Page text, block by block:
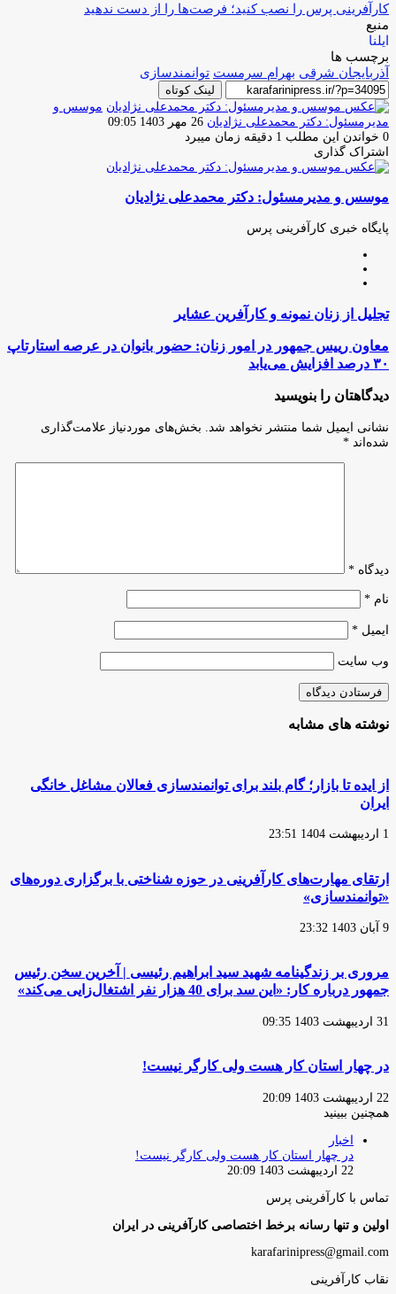
کارآفرینی پرس را نصب کنید؛ فرصت‌ها را از دست ندهید
منبع
ایلنا
برچسب ها
آذربایجان شرقی بهرام سرمست توانمندسازی
لینک کوتاه
موسس و
مدیرمسئول: دکتر محمدعلی نژادیان ارسال
ایمیل
26 مهر 1403 09:05
0 خواندن این مطلب 1 دقیقه زمان میبرد
اشتراک گذاری
فیس
توئیتر
لینکدین
واتس
تلگرام
اشتراک
از
ایمیل
چاپ
موسس و مدیرمسئول: دکتر محمدعلی نژادیان
پایگاه خبری کارآفرینی پرس
تجلیل
زنان
نمونه
و
کارآفرین
عشایر
تجلیل از زنان نمونه و کارآفرین عشایر
معاون
رییس
جمهور
امور
زنان:
حضور
بانوان
معاون رییس جمهور در امور زنان: حضور بانوان در عرصه استارتاپ
۳۰ درصد افزایش می‌یابد
دیدگاهتان را بنویسید
نشانی ایمیل شما منتشر نخواهد شد.
بخش‌های موردنیاز علامت‌گذاری
شده‌اند *
دیدگاه *
نام *
ایمیل *
وب‌ سایت
نوشته های مشابه
از ایده تا بازار؛ گام بلند برای توانمندسازی فعالان مشاغل خانگی
ایران
1 اردیبهشت 1404 23:51
ارتقای مهارت‌های کارآفرینی در حوزه شناختی با برگزاری دوره‌های
«توانمندسازی»
9 آبان 1403 23:32
مروری بر زندگینامه شهید سید ابراهیم رئیسی | آخرین سخن رئیس
جمهور درباره کار: «این سد برای 40 هزار نفر اشتغال‌زایی می‌کند»
31 اردیبهشت 1403 09:35
در چهار استان کار هست ولی کارگر نیست!
22 اردیبهشت 1403 20:09
همچنین ببینید
اخبار
در چهار استان کار هست ولی کارگر نیست!
22 اردیبهشت 1403 20:09
تماس با کارآفرینی پرس
اولین و تنها رسانه برخط اختصاصی کارآفرینی در ایران
karafarinipress@gmail.com
نقاب کارآفرینی